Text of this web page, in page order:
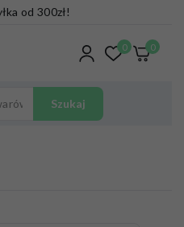
od 300zł!
0 0
Szukaj